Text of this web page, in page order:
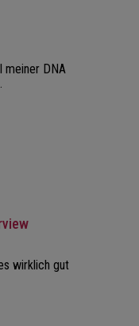
meiner DNA
wirklich gut